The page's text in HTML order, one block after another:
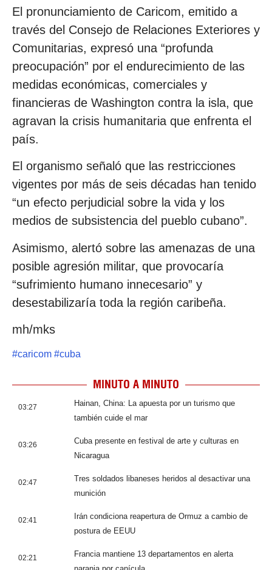
El pronunciamiento de Caricom, emitido a
través del Consejo de Relaciones Exteriores y
Comunitarias, expresó una “profunda
preocupación” por el endurecimiento de las
medidas económicas, comerciales y
financieras de Washington contra la isla, que
agravan la crisis humanitaria que enfrenta el
país.
El organismo señaló que las restricciones
vigentes por más de seis décadas han tenido
“un efecto perjudicial sobre la vida y los
medios de subsistencia del pueblo cubano”.
Asimismo, alertó sobre las amenazas de una
posible agresión militar, que provocaría
“sufrimiento humano innecesario” y
desestabilizaría toda la región caribeña.
mh/mks
#caricom #cuba
MINUTO A MINUTO
03:27
Hainan, China: La apuesta por un turismo que
también cuide el mar
03:26
Cuba presente en festival de arte y culturas en
Nicaragua
02:47
Tres soldados libaneses heridos al desactivar una
munición
02:41
Irán condiciona reapertura de Ormuz a cambio de
postura de EEUU
02:21
Francia mantiene 13 departamentos en alerta